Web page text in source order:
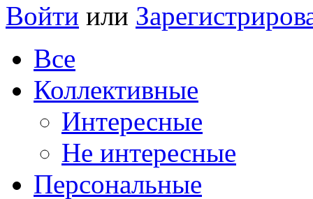
Войти или
Все
Коллективные
Интересные
Не интересные
Персональные